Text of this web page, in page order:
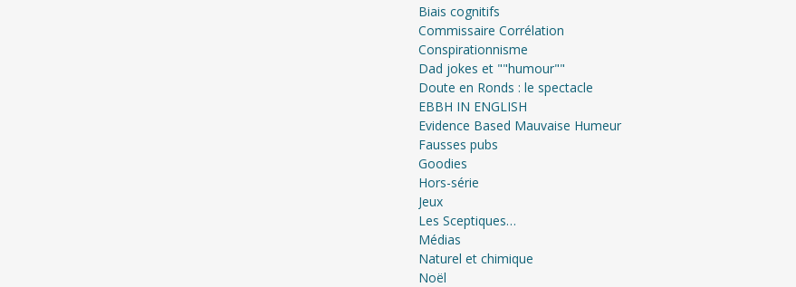
Biais cognitifs
Commissaire Corrélation
Conspirationnisme
Dad jokes et ""humour""
Doute en Ronds : le spectacle
EBBH IN ENGLISH
Evidence Based Mauvaise Humeur
Fausses pubs
Goodies
Hors-série
Jeux
Les Sceptiques…
Médias
Naturel et chimique
Noël